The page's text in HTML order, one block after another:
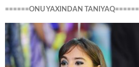
======ONU YAXINDAN TANIYAQ======